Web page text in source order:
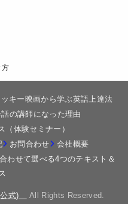
方
キー映画から学ぶ英語上達法
の講師になった理由
（体験セミナー）
お問合わせ
会社概要
わせて選べる4つのテキスト＆
公式) All Rights Reserved.